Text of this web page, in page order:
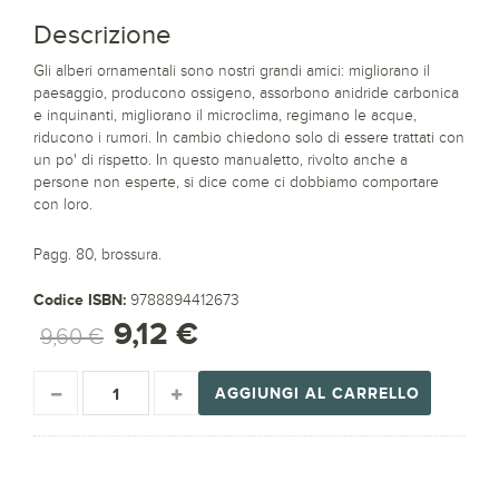
Descrizione
Gli alberi ornamentali sono nostri grandi amici: migliorano il
paesaggio, producono ossigeno, assorbono anidride carbonica
e inquinanti, migliorano il microclima, regimano le acque,
riducono i rumori. In cambio chiedono solo di essere trattati con
un po' di rispetto. In questo manualetto, rivolto anche a
persone non esperte, si dice come ci dobbiamo comportare
con loro.
Pagg. 80, brossura.
Codice ISBN: 9788894412673
9,60 € 9,12 €
AGGIUNGI AL CARRELLO